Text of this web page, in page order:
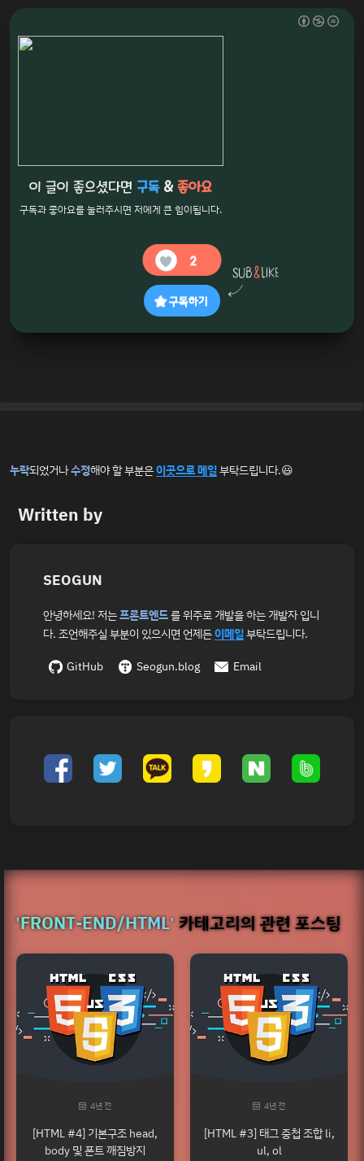
이 글이 좋으셨다면 구독& 좋아요
구독과 좋아요를 눌러주시면 저에게 큰 힘이됩니다.
2
구독하기
누락되었거나수정해야 할 부분은이곳으로 메일부탁드립니다.😃
Written by
SEOGUN
안녕하세요! 저는프론트엔드를 위주로 개발을 하는 개발자 입니
다. 조언해주실 부분이 있으시면 언제든이메일부탁드립니다.
GitHub
Seogun.blog Email
'FRONT-END/HTML'카테고리의 관련 포스팅
4년 전
[HTML #4] 기본구조 head,
body 및 폰트 깨짐방지
4년 전
[HTML #3] 태그 중첩 조합 li,
ul, ol